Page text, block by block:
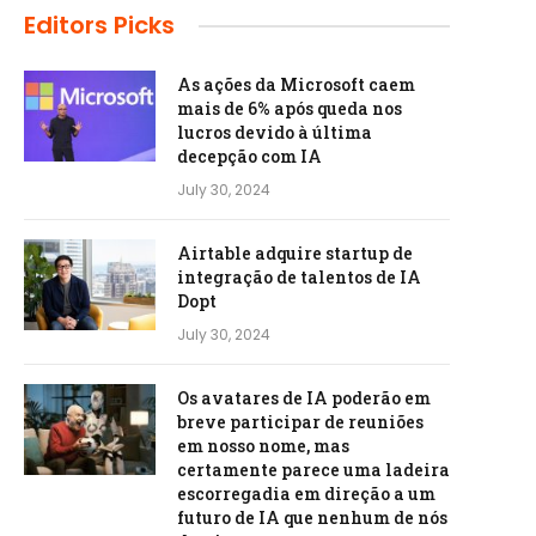
Editors Picks
As ações da Microsoft caem
mais de 6% após queda nos
lucros devido à última
decepção com IA
July 30, 2024
Airtable adquire startup de
integração de talentos de IA
Dopt
July 30, 2024
Os avatares de IA poderão em
breve participar de reuniões
em nosso nome, mas
certamente parece uma ladeira
escorregadia em direção a um
futuro de IA que nenhum de nós